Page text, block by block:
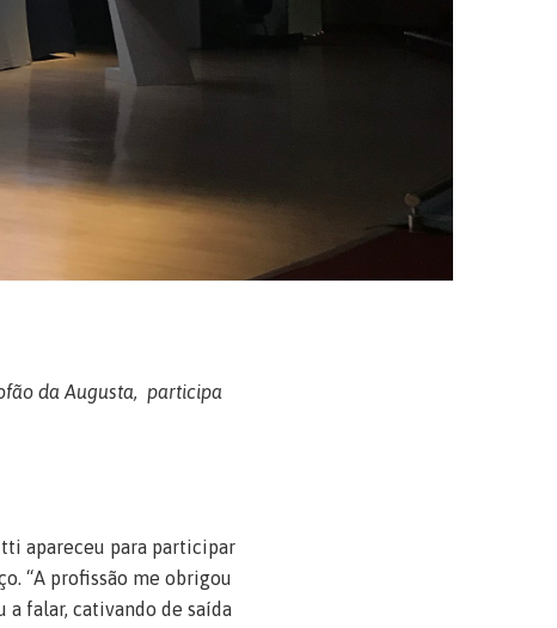
da Augusta, participa
apareceu para participar
“A profissão me obrigou
a falar, cativando de saída